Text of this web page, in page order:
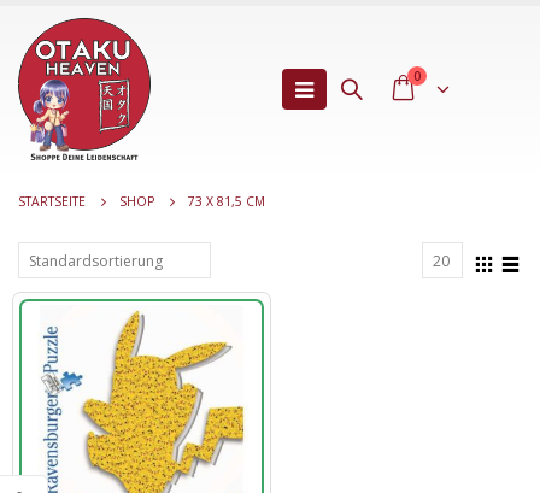
0
STARTSEITE SHOP 73 X 81,5 CM